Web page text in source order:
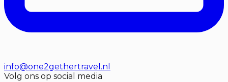
info@one2gethertravel.nl
Volg ons op social media